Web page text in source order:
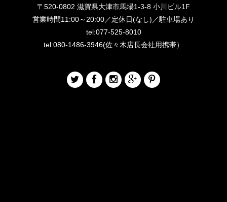
〒520-0802 滋賀県大津市馬場1-3-8 小川ビル1F
営業時間11:00～20:00／定休日(なし)／駐車場あり
tel:077-525-8010
tel:080-1486-3946(佐々木店長会社用携帯）